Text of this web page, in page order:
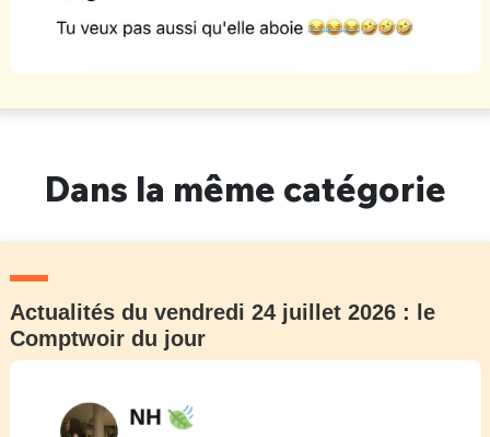
Dans la même catégorie
Actualités du vendredi 24 juillet 2026 : le
Comptwoir du jour